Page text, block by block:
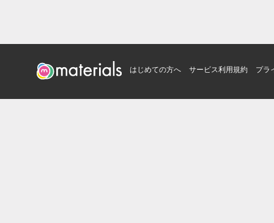
はじめての方へ サービス利用規約 プラ